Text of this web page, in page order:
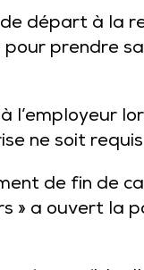
départ à la
prendre
l’employeur
ne soit
de fin de
» a ouvert la